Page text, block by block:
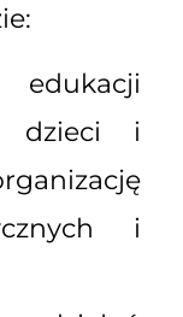
dzieci i
i